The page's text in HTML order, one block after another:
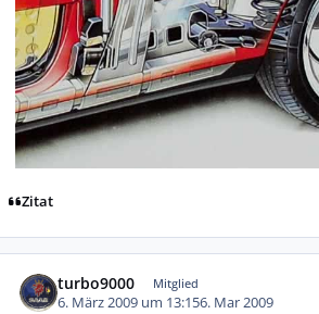
Zitat
turbo9000 Mitglied
6. März 2009 um 13:156. Mar 2009